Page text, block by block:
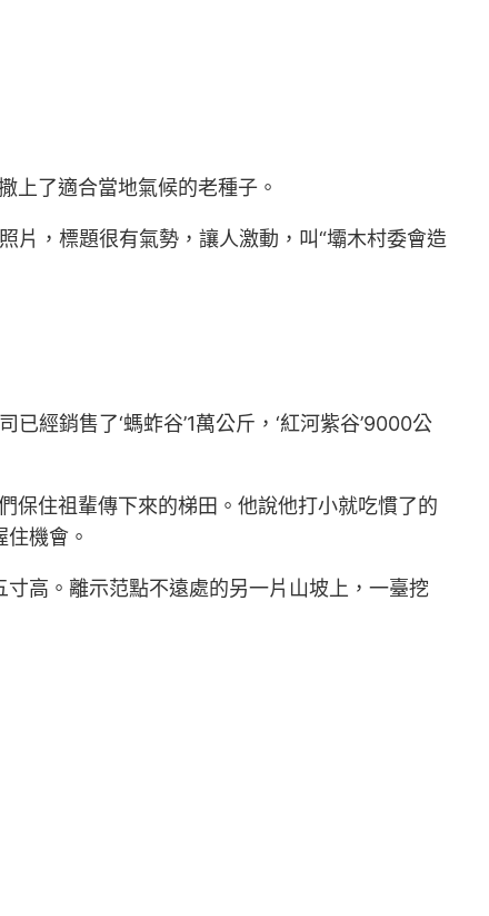
上了適合當地氣候的老種子。
片，標題很有氣勢，讓人激動，叫“壩木村委會造
經銷售了‘螞蚱谷’1萬公斤，‘紅河紫谷’9000公
保住祖輩傳下來的梯田。他說他打小就吃慣了的
機會。
高。離示范點不遠處的另一片山坡上，一臺挖